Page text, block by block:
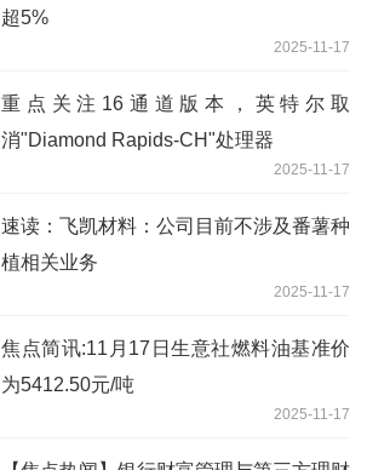
超5%
2025-11-17
重点关注16通道版本，英特尔取
消"Diamond Rapids-CH"处理器
2025-11-17
速读：飞凯材料：公司目前不涉及番薯种
植相关业务
2025-11-17
焦点简讯:11月17日生意社燃料油基准价
为5412.50元/吨
2025-11-17